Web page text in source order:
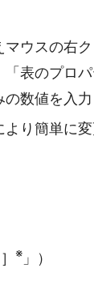
ウスの右
表のプロ
数値を入力
り簡単に変
※ 」）